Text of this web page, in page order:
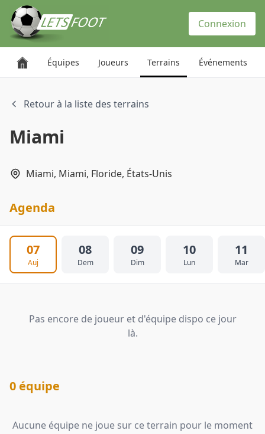
Connexion
Équipes Joueurs Terrains Événements
Retour à la liste des terrains
Miami
Miami, Miami, Floride, États-Unis
Agenda
07
Auj
08
Dem
09
Dim
10
Lun
11
Mar
Pas encore de joueur et d'équipe dispo ce jour
là.
0 équipe
Aucune équipe ne joue sur ce terrain pour le moment
Panneau de gestion des cookies